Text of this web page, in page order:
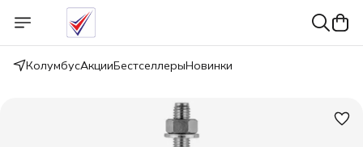
КолумбусАкцииБестселлерыНовинки